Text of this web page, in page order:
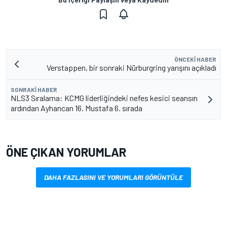
ÖNCEKI HABER
Verstappen, bir sonraki Nürburgring yarışını açıkladı
SONRAKI HABER
NLS3 Sıralama: KCMG liderliğindeki nefes kesici seansın
ardından Ayhancan 16. Mustafa 6. sırada
ÖNE ÇIKAN YORUMLAR
DAHA FAZLASINI VE YORUMLARI GÖRÜNTÜLE